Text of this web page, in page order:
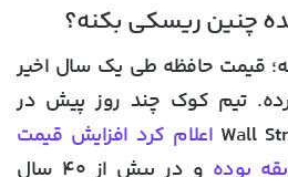
چنین ریسکی بکنه؟
قیمت حافظه طی یک سال اخیر
تیم کوک چند روز پیش در
اعلام کرد افزایش قیمت
بوده
و در بیش از ۴۰ سال